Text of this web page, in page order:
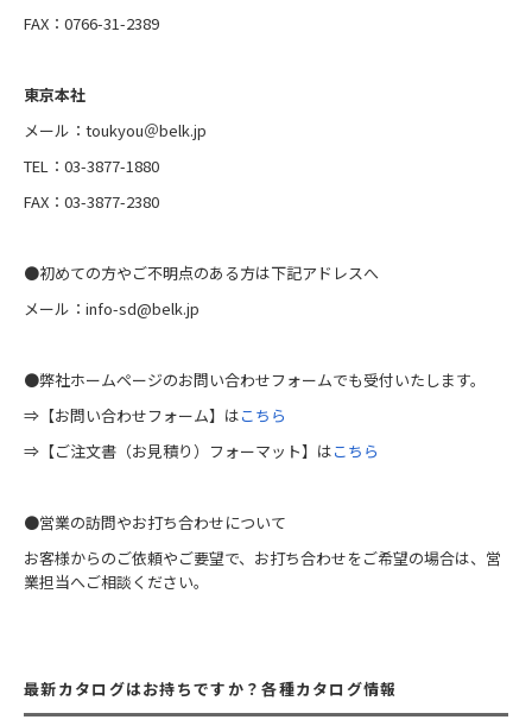
FAX：0766-31-2389
東京本社
メール：toukyou＠belk.jp
TEL：03-3877-1880
FAX：03-3877-2380
●初めての方やご不明点のある方は下記アドレスへ
メール：info-sd@belk.jp
●弊社ホームページのお問い合わせフォームでも受付いたします。
⇒【お問い合わせフォーム】はこちら
⇒【ご注文書（お見積り）フォーマット】はこちら
●営業の訪問やお打ち合わせについて
お客様からのご依頼やご要望で、お打ち合わせをご希望の場合は、営
業担当へご相談ください。
最新カタログはお持ちですか？各種カタログ情報